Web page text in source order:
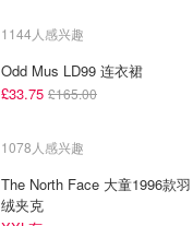
1144人感兴趣
Odd Mus LD99 连衣裙
£33.75 £165.00
1078人感兴趣
The North Face 大童1996款羽
绒夹克